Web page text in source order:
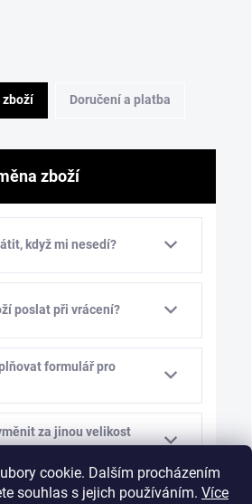
cookie. Dalším procházením
souhlas s jejich používáním. Více
zboží Doručení a platba
zboží
když mi nesedí?
poslat při vrácení?
formulář pro
za jinou velikost